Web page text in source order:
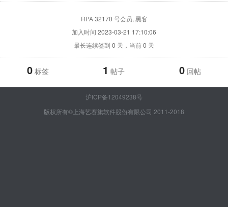
RPA32170 号会员, 黑客
加入时间 2023-03-21 17:10:06
最长连续签到 0 天，当前0 天
0 标签 1 帖子 0 回帖
沪ICP备12049238号
版权所有©上海艺赛旗软件股份有限公司 2011-2018